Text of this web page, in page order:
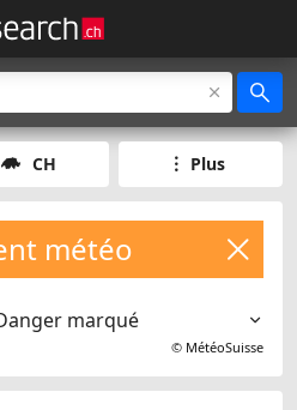
CH Plus
météo
marqué
© MétéoSuisse